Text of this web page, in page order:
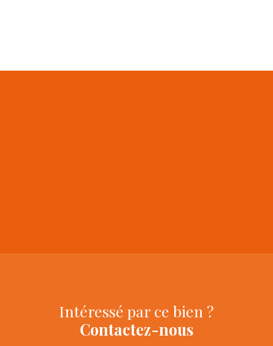
Intéressé par ce bien ?
Contactez-nous